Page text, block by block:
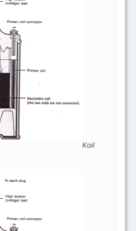
Koil